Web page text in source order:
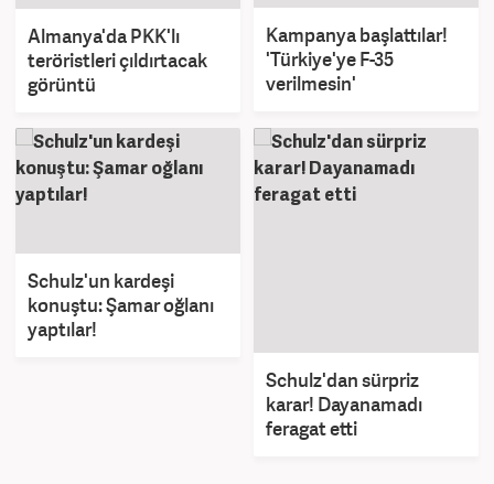
Almanya'da PKK'lı
teröristleri çıldırtacak
görüntü
Kampanya başlattılar!
'Türkiye'ye F-35
verilmesin'
Schulz'un kardeşi
konuştu: Şamar oğlanı
yaptılar!
Schulz'dan sürpriz
karar! Dayanamadı
feragat etti